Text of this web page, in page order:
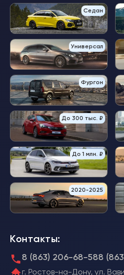
Седан
Универсал
Фургон
До 300 тыс. ₽
До 1 млн. ₽
2020-2025
Контакты:
8 (863) 206-68-588
г. Ростов-на-Дону, ул.